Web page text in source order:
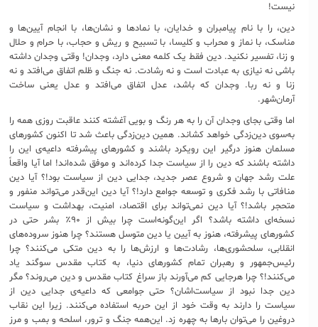
نیست!
دین، را با نام پیامبران و خدایان، با نمادها و نشان‌ها، با انجام آیین‌ها و
مناسک، با نماز و محراب و کلیسا، با تسبیح و ریش و حجاب، با حرام و حلال
و زنا، تفسیر نکنید. دین فقط یک کلمه معنی دارد، وجدان! وقتی وجدان داشته
باشی نه نیازی به عبادت است و نه رشادت. نه جنگ و ظلم اتفاق می‌افتد و نه
زنا و نه ربا. وجدان که باشد، عدل اتفاق می‌افتد و عدل یعنی ساخت
آرمان‌شهر.
اما وقتی بجای وجدان آن را به هر رنگ و بویی آغشته کنند عاقبت روزی همه را
به‌سوی دین‌زدگی خواهد کشاند. همین دین‌زدگی باعث شد تا اکنون کشورهای
مسلمان هنوز درگیر این رویکرد باشند و کشورهای پیشرفته داعیه‌ی این را
داشته باشند که دین را از سیاست جدا کرده‌اند و موفق شده‌اند! اما آیا واقعاً
علت رشد جهان و شروع عصر جدید، جدایی دین از سیاست بود!؟ آیا دین
منافاتی با رشد فکری و توسعه جوامع دارد!؟ آیا دین این‌قدر می‌تواند منفور و
متحجر باشد!؟ آیا دین نمی‌تواند برای اقتصاد، امنیت، بهداشت و سیاست
نسخه‌ای داشته باشد؟ اگر این‌گونه‌است چرا بیش از ۹۰٪ بشر حتی در
کشورهای پیشرفته، هنوز به آیین یا دین متوسل هستند؟ چرا هنوز سروده‌های
انقلابی، سلحشوری‌ها، رشادت‌ها و ارزش‌ها را به دین متکی می‌کنند؟ چرا
رئیس‌جمهور و رهبران تمام کشورهای دنیا، به کتاب مقدس سوگند یاد
می‌کنند!؟ چرا هرجایی کم می‌آورند باز سراغ کتاب مقدس و دین می‌روند؟ مگر
دین جدا نبود از سیاست‌اشان؟ حتی جوامعی که داعیه‌ی جدایی دین از
سیاست را دارند به وقت خود از این حربه‌ استفاده می‌کنند. زیرا این نقاب
دروغین را می‌توان بارها به چهره زد. این‌همه جنگ و ترور، اسلحه و بمب و مرز